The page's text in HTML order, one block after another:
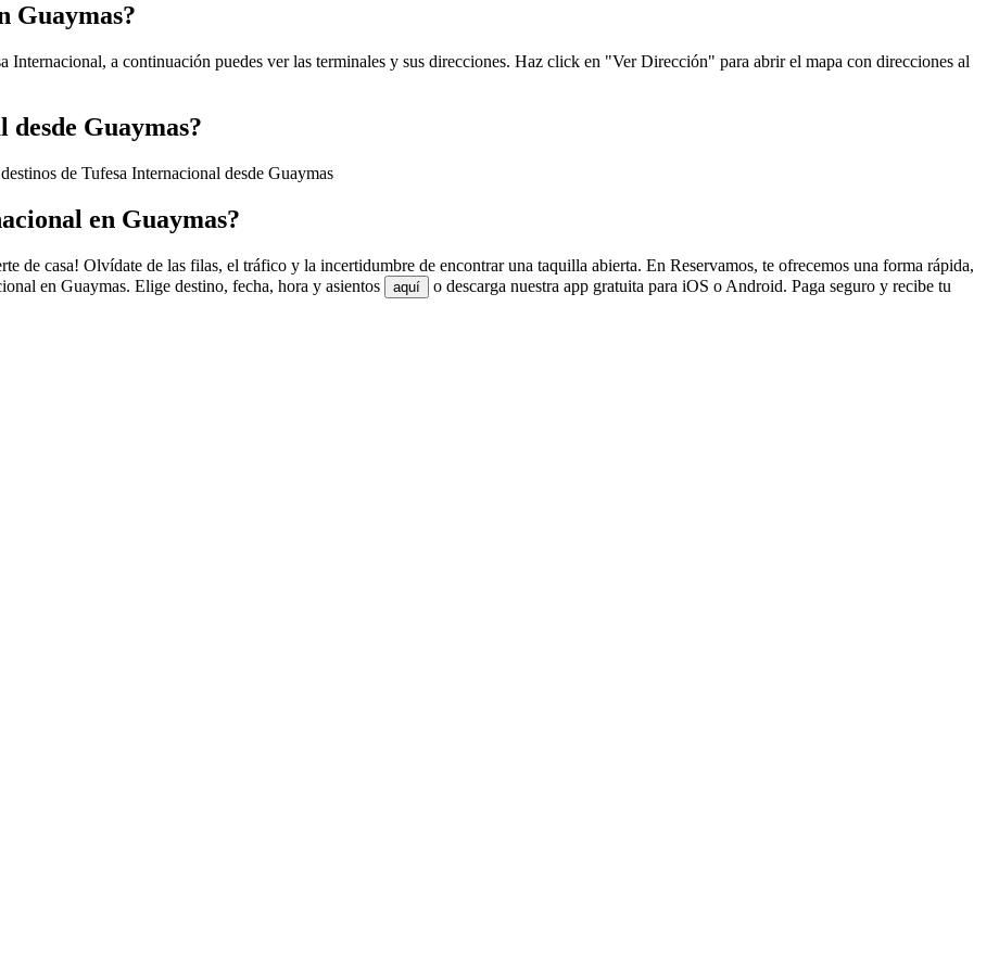
Guaymas?
Internacional, a continuación puedes ver las terminales y sus direcciones. Haz click en "Ver Dirección" para abrir el mapa con direcciones al
desde Guaymas?
de Tufesa Internacional desde Guaymas
en Guaymas?
de casa! Olvídate de las filas, el tráfico y la incertidumbre de encontrar una taquilla abierta. En Reservamos, te ofrecemos una forma rápida,
en Guaymas. Elige destino, fecha, hora y asientos
aquí
o descarga nuestra app gratuita para iOS o Android. Paga seguro y recibe tu